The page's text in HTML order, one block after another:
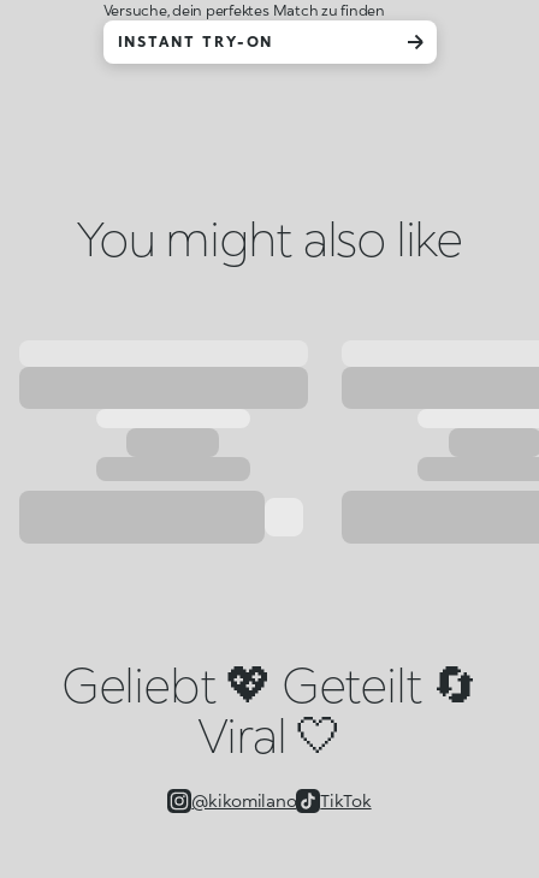
Versuche, dein perfektes Match zu finden
INSTANT TRY-ON
You might also like
Geliebt 💖 Geteilt 🔄
Viral 🤍
@kikomilano TikTok